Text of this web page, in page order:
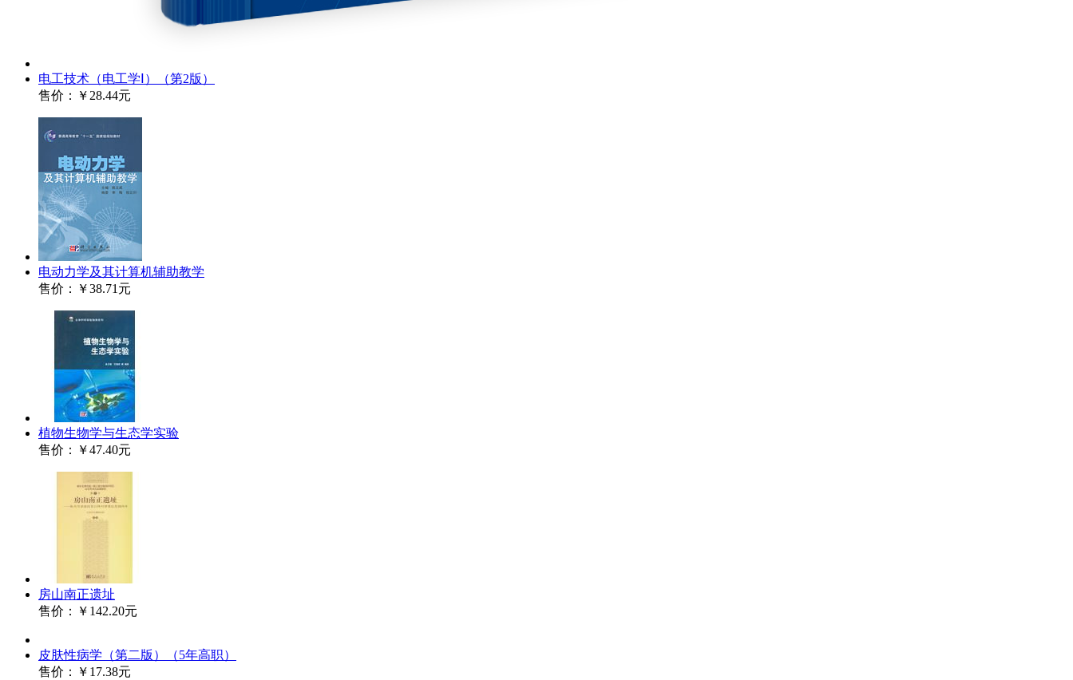
电工技术（电工学Ⅰ）（第2版）
售价：
￥28.44元
电动力学及其计算机辅助教学
售价：
￥38.71元
植物生物学与生态学实验
售价：
￥47.40元
房山南正遗址
售价：
￥142.20元
皮肤性病学（第二版）（5年高职）
售价：
￥17.38元